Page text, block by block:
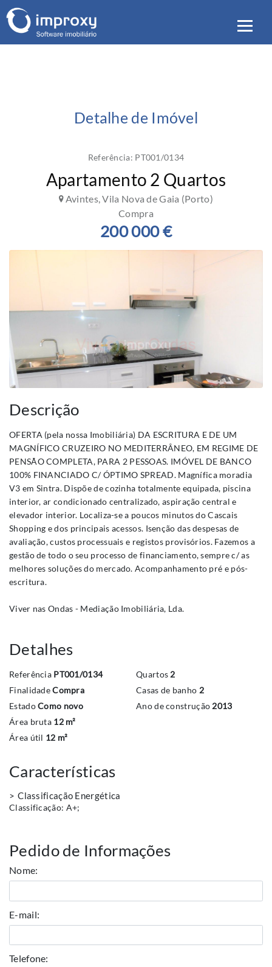
Detalhe de Imóvel
Referência: PT001/0134
Apartamento 2 Quartos
Avintes, Vila Nova de Gaia (Porto)
Compra
200 000 €
Descrição
OFERTA (pela nossa Imobiliária) DA ESCRITURA E DE UM
MAGNÍFICO CRUZEIRO NO MEDITERRÂNEO, EM REGIME DE
PENSÃO COMPLETA, PARA 2 PESSOAS. IMÓVEL DE BANCO
100% FINANCIADO C/ ÓPTIMO SPREAD. Magnífica moradia
V3 em Sintra. Dispõe de cozinha totalmente equipada, piscina
interior, ar condicionado centralizado, aspiração central e
elevador interior. Localiza-se a poucos minutos do Cascais
Shopping e dos principais acessos. Isenção das despesas de
avaliação, custos processuais e registos provisórios. Fazemos a
gestão de todo o seu processo de financiamento, sempre c/ as
melhores soluções do mercado. Acompanhamento pré e pós-
escritura.
Viver nas Ondas - Mediação Imobiliária, Lda.
Detalhes
Referência PT001/0134
FinalidadeCompra
EstadoComo novo
Área bruta 12 m²
Área útil 12 m²
Quartos 2
Casas de banho 2
Ano de construção 2013
Características
Classificação Energética
Classificação: A+;
Pedido de Informações
Nome:
E-mail:
Telefone: